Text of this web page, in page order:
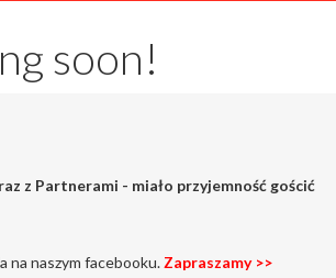
soon!
z Partnerami - miało przyjemność gościć
na naszym facebooku. Zapraszamy >>